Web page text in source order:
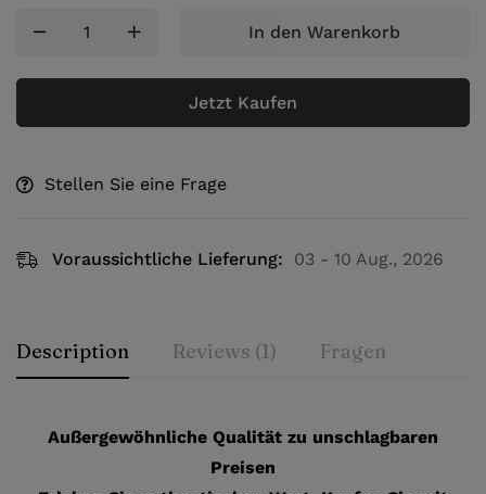
In den Warenkorb
Jetzt Kaufen
Stellen Sie eine Frage
Voraussichtliche Lieferung: 03 - 10 Aug., 2026
Description Reviews (1) Fragen
Außergewöhnliche Qualität zu unschlagbaren
Preisen